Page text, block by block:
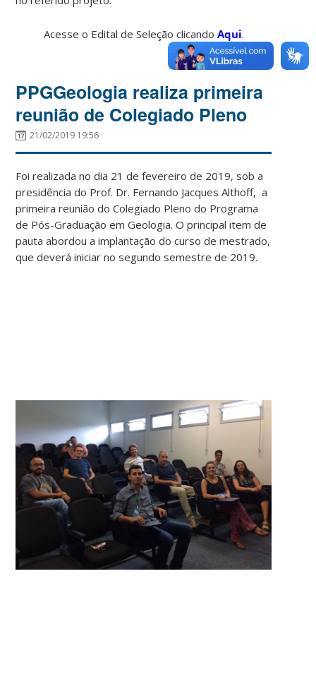
Acesse o Edital de Seleção clicando Aqui.
PPGGeologia realiza primeira
reunião de Colegiado Pleno
21/02/2019 19:56
Foi realizada no dia 21 de fevereiro de 2019, sob a
presidência do Prof. Dr. Fernando Jacques Althoff, a
primeira reunião do Colegiado Pleno do Programa
de Pós-Graduação em Geologia. O principal item de
pauta abordou a implantação do curso de mestrado,
que deverá iniciar no segundo semestre de 2019.